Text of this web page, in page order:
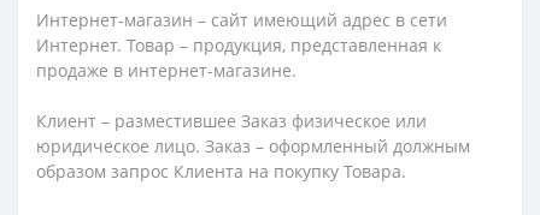
Интернет-магазин – сайт имеющий адрес в сети
Интернет. Товар – продукция, представленная к
продаже в интернет-магазине.
Клиент – разместившее Заказ физическое или
юридическое лицо. Заказ – оформленный должным
образом запрос Клиента на покупку Товара.